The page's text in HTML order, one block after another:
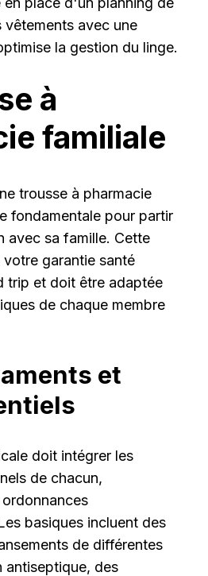
vêtements avec une
la gestion du linge.
à
familiale
trousse à pharmacie
fondamentale pour partir
avec sa famille. Cette
garantie santé
trip et doit être adaptée
de chaque membre
et
doit intégrer les
de chacun,
basiques incluent des
de différentes
antiseptique, des